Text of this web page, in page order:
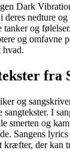
Dark
deres nedture
tanker og
og omfavne
hvad.
fra
og
sangtekster. I
smerten og
Sangens
kræfter, der kan